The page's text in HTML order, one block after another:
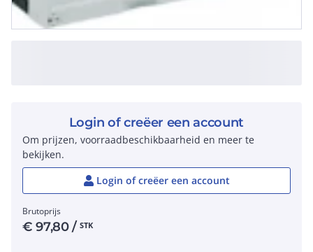
Login of creëer een account
Om prijzen, voorraadbeschikbaarheid en meer te
bekijken.
Login of creëer een account
Brutoprijs
€97,80/ STK